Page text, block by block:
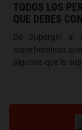
TODOS LOS
QUE DEBES
De Supergirl a
superheroínas
algunos que lo